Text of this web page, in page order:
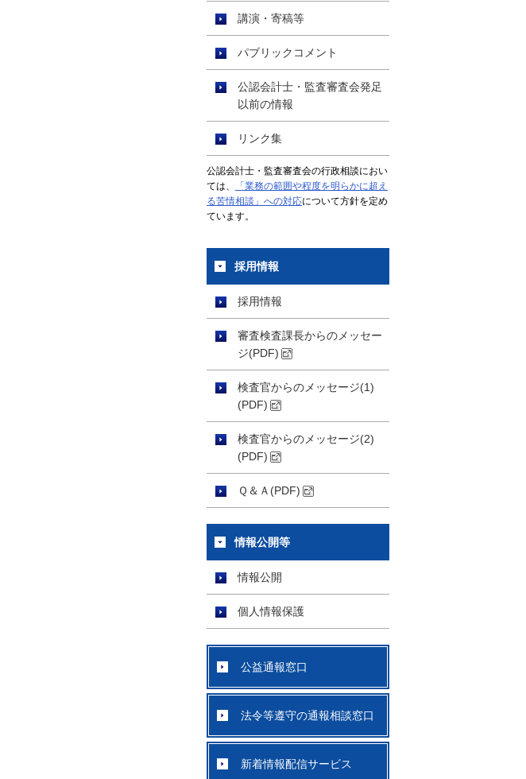
講演・寄稿等
パブリックコメント
公認会計士・監査審査会発足
以前の情報
リンク集
公認会計士・監査審査会の行政相談におい
ては、
「業務の範囲や程度を明らかに超え
る苦情相談」への対応について方針を定め
ています。
採用情報
採用情報
審査検査課長からのメッセー
ジ(PDF)
検査官からのメッセージ(1)
(PDF)
検査官からのメッセージ(2)
(PDF)
Ｑ＆Ａ(PDF)
情報公開等
情報公開
個人情報保護
公益通報窓口
法令等遵守の通報相談窓口
新着情報配信サービス